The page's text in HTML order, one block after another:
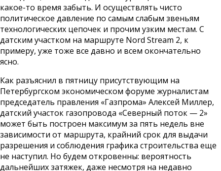
какое-то время забыть. И осуществлять чисто
политическое давление по самым слабым звеньям
технологических цепочек и прочим узким местам. С
датским участком на маршруте Nord Stream 2, к
примеру, уже тоже все давно и всем окончательно
ясно.
Как разъяснил в пятницу присутствующим на
Петербургском экономическом форуме журналистам
председатель правления «Газпрома» Алексей Миллер,
датский участок газопровода «Северный поток — 2»
может быть построен максимум за пять недель вне
зависимости от маршрута, крайний срок для выдачи
разрешения и соблюдения графика строительства еще
не наступил. Но будем откровенны: вероятность
дальнейших затяжек, даже несмотря на недавно